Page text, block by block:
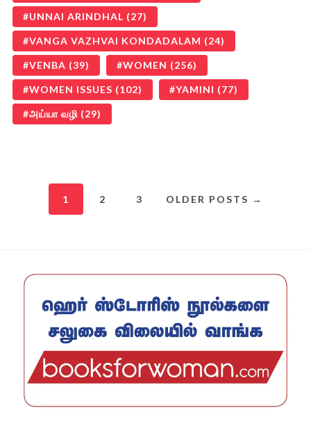
UNNAI ARINDHAL (27)
VANGA VAZHVAI KONDADALAM (24)
VENBA (39) WOMEN (256)
WOMEN ISSUES (102) YAMINI (77)
அய்யா வழி (29)
1 2 3 OLDER POSTS →